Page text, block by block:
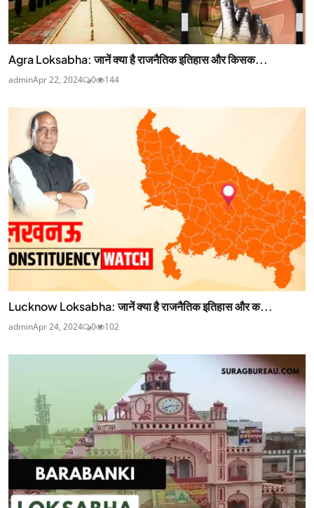
Agra Loksabha: जानें क्या है राजनैतिक इतिहास और किसक...
adminApr 22, 2024 0 144
Lucknow Loksabha: जानें क्या है राजनैतिक इतिहास और क...
adminApr 24, 2024 0 102